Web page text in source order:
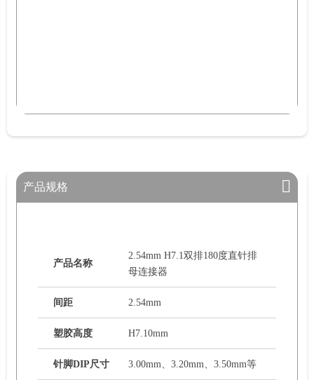
产品规格
产品名称
2.54mm H7.1双排180度直针排
母连接器
间距 2.54mm
塑胶高度 H7.10mm
针脚DIP尺寸 3.00mm、3.20mm、3.50mm等